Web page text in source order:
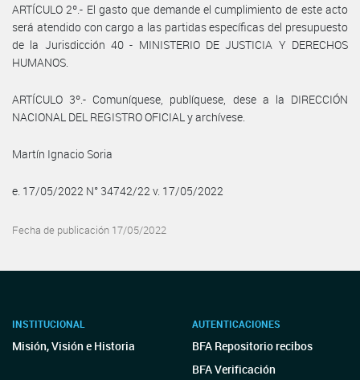
ARTÍCULO 2º.- El gasto que demande el cumplimiento de este acto
será atendido con cargo a las partidas específicas del presupuesto
de la Jurisdicción 40 - MINISTERIO DE JUSTICIA Y DERECHOS
HUMANOS.
ARTÍCULO 3º.- Comuníquese, publíquese, dese a la DIRECCIÓN
NACIONAL DEL REGISTRO OFICIAL y archívese.
Martín Ignacio Soria
e. 17/05/2022 N° 34742/22 v. 17/05/2022
Fecha de publicación 17/05/2022
INSTITUCIONAL
Misión, Visión e Historia
AUTENTICACIONES
BFA Repositorio recibos
BFA Verificación